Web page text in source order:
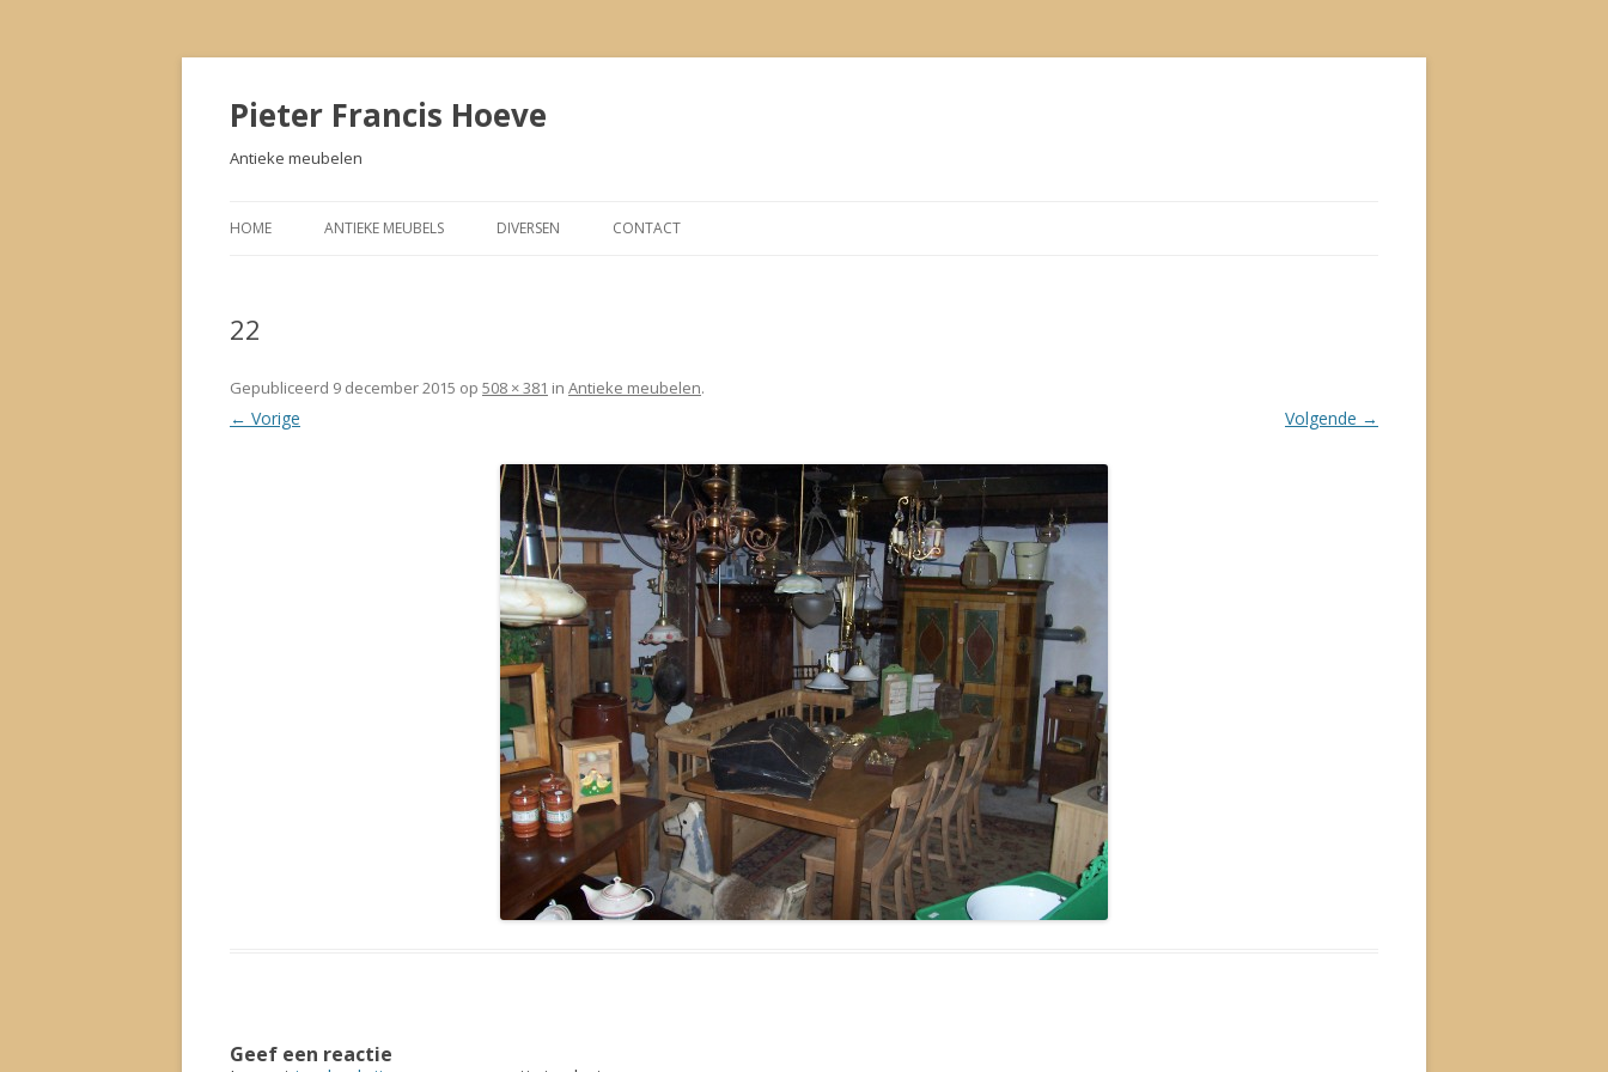
Pieter Francis Hoeve
Antieke meubelen
HOME ANTIEKE MEUBELS DIVERSEN CONTACT
22
Gepubliceerd 9 december 2015 op 508 × 381 in Antieke meubelen.
← Vorige Volgende →
Geef een reactie